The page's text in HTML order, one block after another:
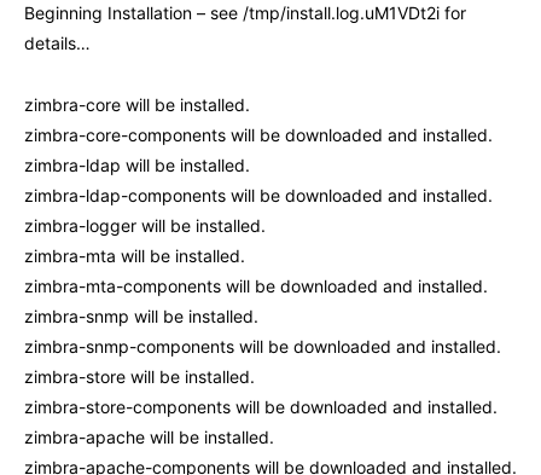
Beginning Installation – see /tmp/install.log.uM1VDt2i for
details…
zimbra-core will be installed.
zimbra-core-components will be downloaded and installed.
zimbra-ldap will be installed.
zimbra-ldap-components will be downloaded and installed.
zimbra-logger will be installed.
zimbra-mta will be installed.
zimbra-mta-components will be downloaded and installed.
zimbra-snmp will be installed.
zimbra-snmp-components will be downloaded and installed.
zimbra-store will be installed.
zimbra-store-components will be downloaded and installed.
zimbra-apache will be installed.
zimbra-apache-components will be downloaded and installed.